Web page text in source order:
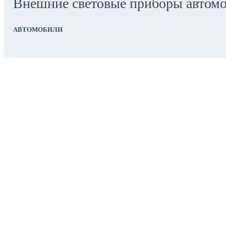
Внешние световые приборы
АВТОМОБИЛИ